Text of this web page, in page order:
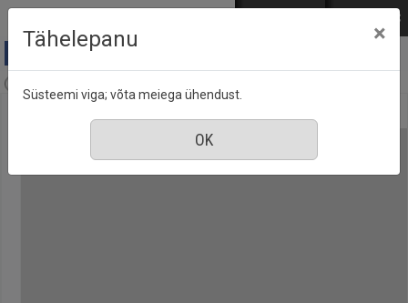
Mine põhisisu juurde
РУС
Tähelepanu ×
Süsteemi viga; võta meiega ühendust.